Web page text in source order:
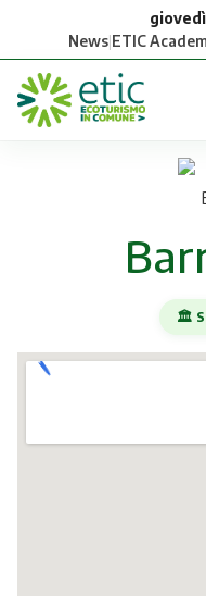
News|ETIC
Eventi
🏛️